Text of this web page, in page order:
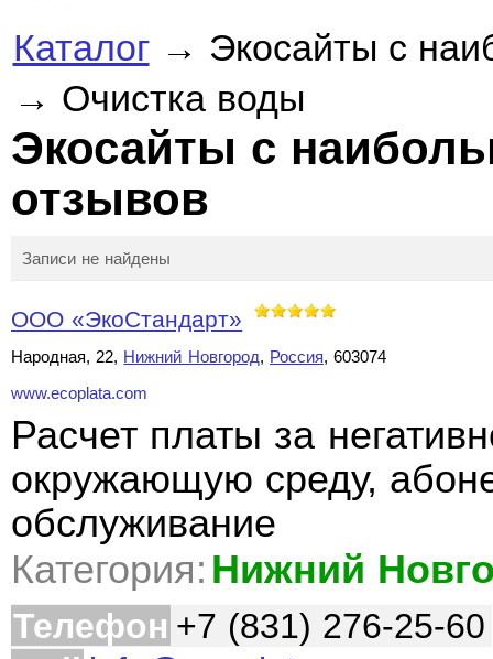
Каталог→ Экосайты с
→ Очистка воды
Экосайты с
отзывов
Записи не найдены
ООО «ЭкоСтандарт»
Народная, 22, Нижний Новгород, Россия, 603074
www.ecoplata.com
Расчет платы за
окружающую среду,
обслуживание
Категория: Нижний
Телефон +7 (831) 276-25-60